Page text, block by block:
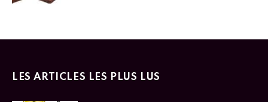
LES ARTICLES LES PLUS LUS